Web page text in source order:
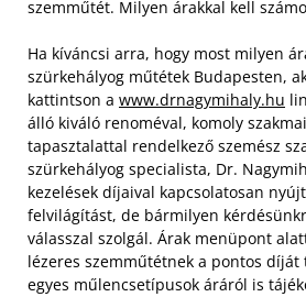
szemműtét. Milyen árakkal kell
Ha kíváncsi arra, hogy most milyen
szürkehályog műtétek Budapesten,
kattintson a www.drnagymihaly.hu
álló kiváló renoméval, komoly
tapasztalattal rendelkező szemész
szürkehályog specialista, Dr.
kezelések díjaival kapcsolatosan
felvilágítást, de bármilyen
válasszal szolgál. Árak menüpont
lézeres szemműtétnek a pontos
egyes műlencsetípusok áráról is